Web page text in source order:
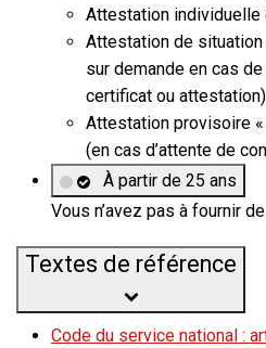
Attestation individuelle
Attestation de
sur demande en cas
certificat ou attestation)
Attestation provisoire
(en cas d’attente de
À partir de 25 ans
Vous n’avez pas à fournir
Textes de référence
Code du service national :